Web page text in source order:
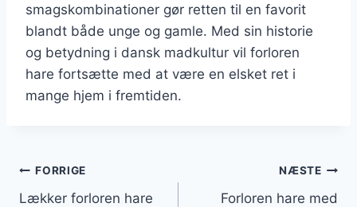
smagskombinationer gør retten til en favorit
blandt både unge og gamle. Med sin historie
og betydning i dansk madkultur vil forloren
hare fortsætte med at være en elsket ret i
mange hjem i fremtiden.
Indlægsnavigation
FORRIGE
Lækker forloren hare
NÆSTE
Forloren hare med